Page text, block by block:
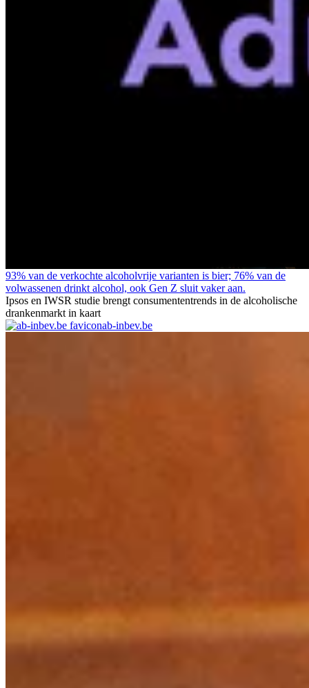
93% van de verkochte alcoholvrije varianten is bier; 76% van de
volwassenen drinkt alcohol, ook Gen Z sluit vaker aan.
Ipsos en IWSR studie brengt consumententrends in de alcoholische
drankenmarkt in kaart
ab-inbev.be